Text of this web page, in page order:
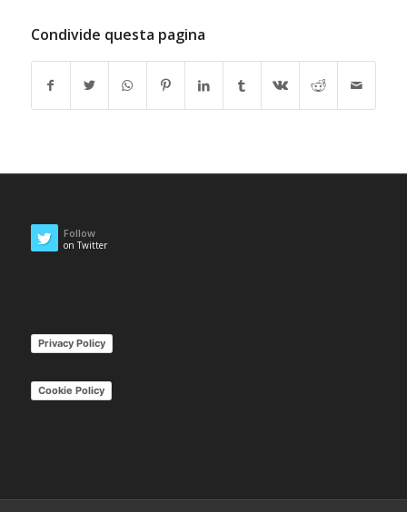
Condivide questa pagina
Follow
on Twitter
Privacy Policy
Cookie Policy